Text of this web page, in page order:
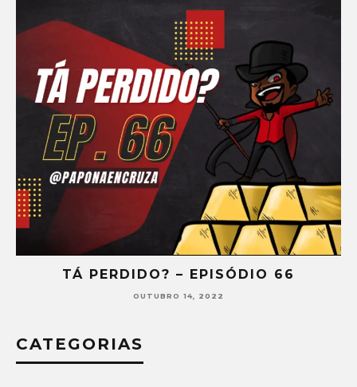
TÁ PERDIDO? – EPISÓDIO 65
SETEMBRO 30, 2022
CATEGORIAS